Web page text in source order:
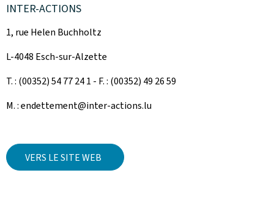
INTER-ACTIONS
1, rue Helen Buchholtz
L-4048 Esch-sur-Alzette
T. : (00352) 54 77 24 1 - F. : (00352) 49 26 59
M. : endettement@inter-actions.lu
VERS LE SITE WEB